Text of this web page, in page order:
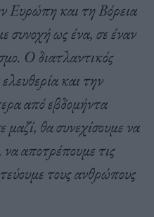
Ευρώπη και τη Βόρεια
συνοχή ως ένα, σε έναν
Ο διατλαντικός
και την
από εβδομήντα
μαζί, θα συνεχίσουμε να
αποτρέπουμε τις
τους ανθρώπους